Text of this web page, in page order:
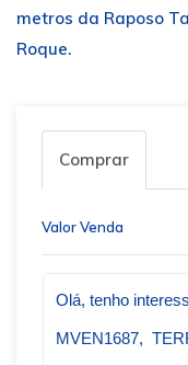
metros da Raposo
Roque.
Comprar
Valor Venda